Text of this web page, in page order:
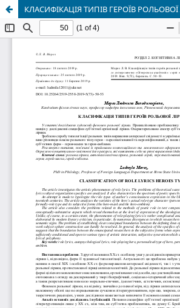
КЛАСИФІКАЦІЯ ТИПІВ ГЕРОЇВ